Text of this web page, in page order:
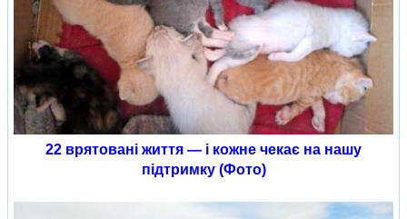
22 врятовані життя — і кожне чекає на нашу
підтримку (Фото)